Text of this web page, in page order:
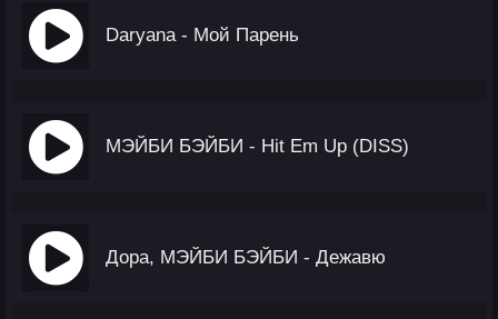
Daryana - Мой Парень
МЭЙБИ БЭЙБИ - Hit Em Up (DISS)
Дора, МЭЙБИ БЭЙБИ - Дежавю